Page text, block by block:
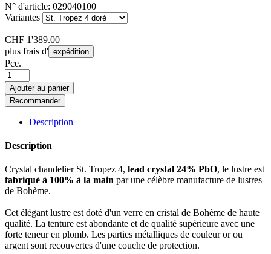
N° d'article: 029040100
Variantes
CHF 1'389.00
plus frais d' expédition
Pce.
Ajouter au panier
Recommander
Description
Description
Crystal chandelier St. Tropez 4, lead crystal 24% PbO, le lustre est
fabriqué à 100% à la main par une célèbre manufacture de lustres
de Bohème.
Cet élégant lustre est doté d'un verre en cristal de Bohème de haute
qualité. La tenture est abondante et de qualité supérieure avec une
forte teneur en plomb. Les parties métalliques de couleur or ou
argent sont recouvertes d'une couche de protection.